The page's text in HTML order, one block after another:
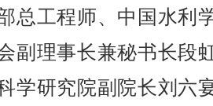
总工程师、中国水利
副理事长兼秘书长段
学研究院副院长刘六